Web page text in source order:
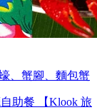
、蟹腳、麵包蟹
助餐 【Klook 旅